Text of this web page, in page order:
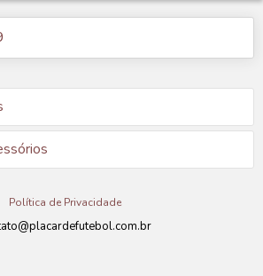
Política de Privacidade